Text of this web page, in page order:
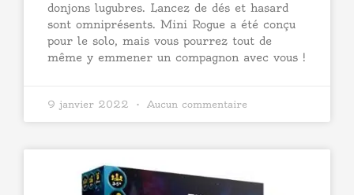
donjons lugubres. Lancez de dés et hasard
sont omniprésents. Mini Rogue a été conçu
pour le solo, mais vous pourrez tout de
même y emmener un compagnon avec vous !
9 janvier 2022 Aucun commentaire